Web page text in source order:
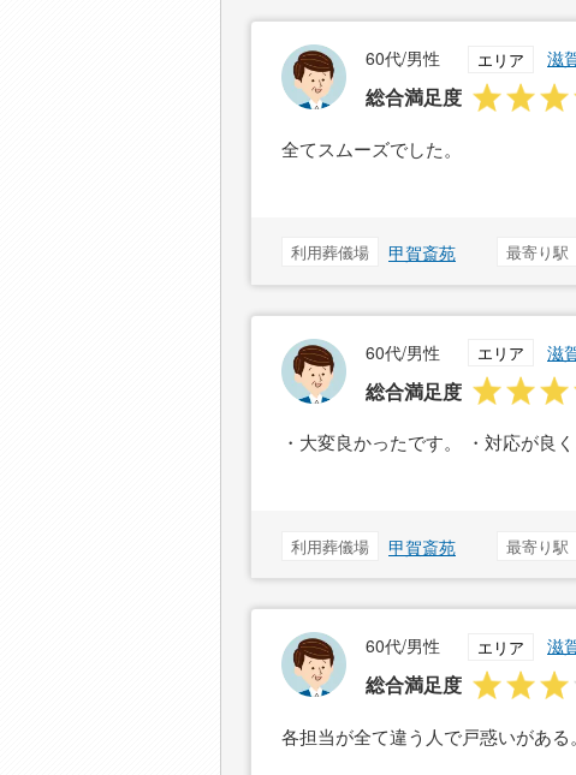
60代/男性 エリア 滋
総合満足度
全てスムーズでした。
利用葬儀場 甲賀斎苑 最寄り駅
60代/男性 エリア 滋
総合満足度
・大変良かったです。 ・対応が良
利用葬儀場 甲賀斎苑 最寄り駅
60代/男性 エリア 滋
総合満足度
各担当が全て違う人で戸惑いがある。